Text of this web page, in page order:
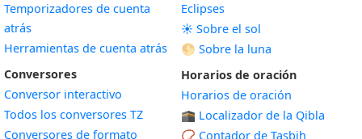
Temporizadores de cuenta
atrás
Herramientas de cuenta atrás
Conversores
Conversor interactivo
Todos los conversores TZ
Conversores de formato
Eclipses
☀️ Sobre el sol
🌕 Sobre la luna
Horarios de oración
Horarios de oración
🕋 Localizador de la Qibla
📿 Contador de Tasbih